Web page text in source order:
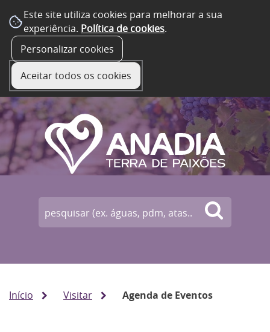
Este site utiliza cookies para melhorar a sua
experiência. Política de cookies.
Personalizar cookies
Aceitar todos os cookies
Início Visitar Agenda de Eventos